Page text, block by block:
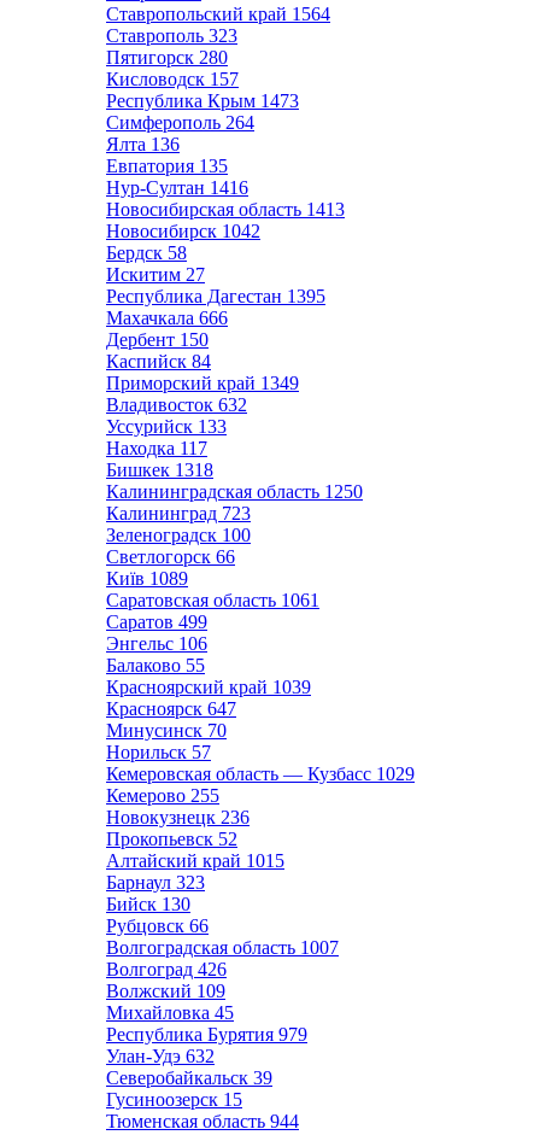
Ставропольский край 1564
Ставрополь 323
Пятигорск 280
Кисловодск 157
Республика Крым 1473
Симферополь 264
Ялта 136
Евпатория 135
Нур-Султан 1416
Новосибирская область 1413
Новосибирск 1042
Бердск 58
Искитим 27
Республика Дагестан 1395
Махачкала 666
Дербент 150
Каспийск 84
Приморский край 1349
Владивосток 632
Уссурийск 133
Находка 117
Бишкек 1318
Калининградская область 1250
Калининград 723
Зеленоградск 100
Светлогорск 66
Київ 1089
Саратовская область 1061
Саратов 499
Энгельс 106
Балаково 55
Красноярский край 1039
Красноярск 647
Минусинск 70
Норильск 57
Кемеровская область — Кузбасс 1029
Кемерово 255
Новокузнецк 236
Прокопьевск 52
Алтайский край 1015
Барнаул 323
Бийск 130
Рубцовск 66
Волгоградская область 1007
Волгоград 426
Волжский 109
Михайловка 45
Республика Бурятия 979
Улан-Удэ 632
Северобайкальск 39
Гусиноозерск 15
Тюменская область 944